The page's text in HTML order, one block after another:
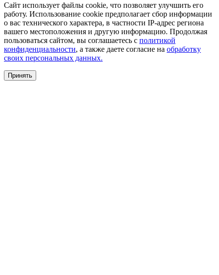
Сайт использует файлы cookie, что позволяет улучшить его
работу. Использование cookie предполагает сбор информации
о вас технического характера, в частности IP-адрес региона
вашего местоположения и другую информацию. Продолжая
пользоваться сайтом, вы соглашаетесь с политикой
конфиденциальности, а также даете согласие на обработку
своих персональных данных.
Принять